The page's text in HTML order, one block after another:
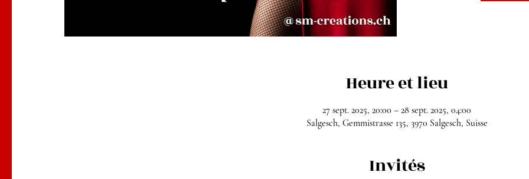
Heure et lieu
27 sept. 2025, 20:00 – 28 sept. 2025, 04:00
Salgesch, Gemmistrasse 135, 3970 Salgesch, Suisse
Invités